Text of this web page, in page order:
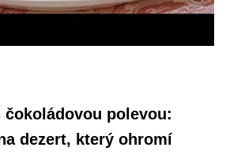
čokoládovou polevou:
dezert, který ohromí